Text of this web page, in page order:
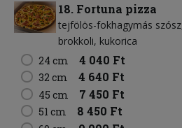
18. Fortuna pizza
tejfölös-fokhagymás szósz
brokkoli kukorica
24 cm
4 040 Ft
32 cm 4 640 Ft
45 cm 7 450 Ft
51 cm 8 450 Ft